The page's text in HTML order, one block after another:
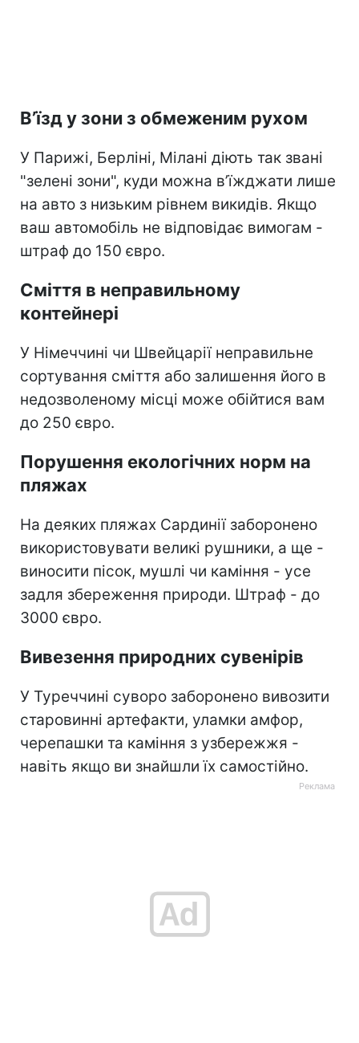
В’їзд у зони з обмеженим рухом
У Парижі, Берліні, Мілані діють так звані
"зелені зони", куди можна в’їжджати лише
на авто з низьким рівнем викидів. Якщо
ваш автомобіль не відповідає вимогам -
штраф до 150 євро.
Сміття в неправильному
контейнері
У Німеччині чи Швейцарії неправильне
сортування сміття або залишення його в
недозволеному місці може обійтися вам
до 250 євро.
Порушення екологічних норм на
пляжах
На деяких пляжах Сардинії заборонено
використовувати великі рушники, а ще -
виносити пісок, мушлі чи каміння - усе
задля збереження природи. Штраф - до
3000 євро.
Вивезення природних сувенірів
У Туреччині суворо заборонено вивозити
старовинні артефакти, уламки амфор,
черепашки та каміння з узбережжя -
навіть якщо ви знайшли їх самостійно.